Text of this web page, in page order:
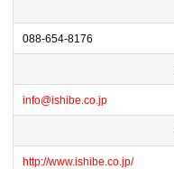
088-654-8176
info@ishibe.co.jp
http://www.ishibe.co.jp/